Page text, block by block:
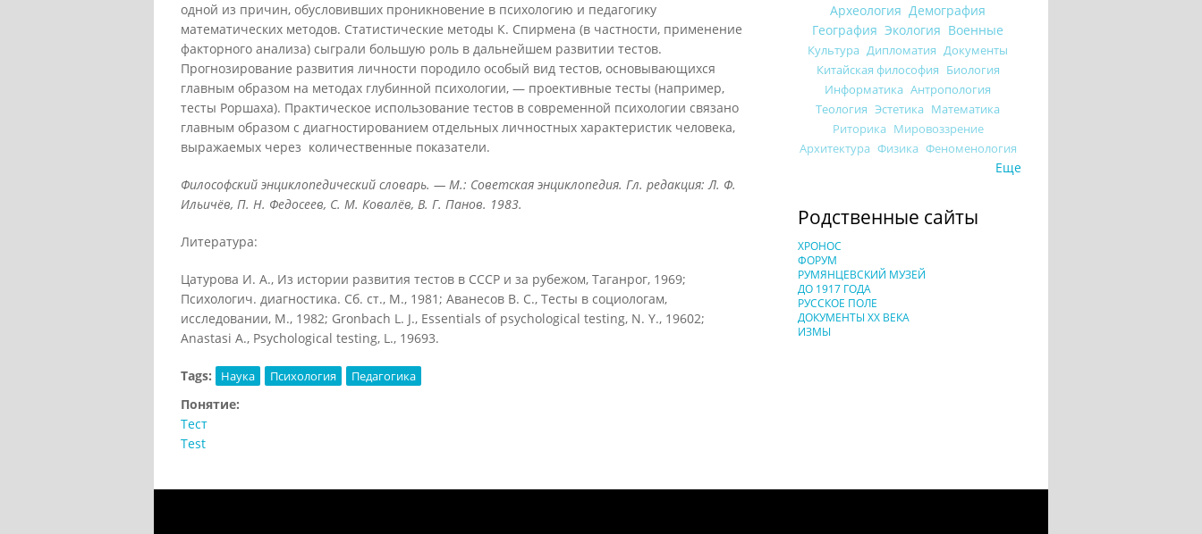
одной из причин, обусловивших проникновение в психологию и педагогику
математических методов. Статистические методы К. Спирмена (в частности, применение
факторного анализа) сыграли большую роль в дальнейшем развитии тестов.
Прогнозирование развития личности породило особый вид тестов, основывающихся
главным образом на методах глубинной психологии, — проективные тесты (например,
тесты Роршаха). Практическое использование тестов в современной психологии связано
главным образом с диагностированием отдельных личностных характеристик человека,
выражаемых через количественные показатели.
Философский энциклопедический словарь. — М.: Советская энциклопедия. Гл. редакция: Л. Ф.
Ильичёв, П. Н. Федосеев, С. М. Ковалёв, В. Г. Панов. 1983.
Литература:
Цатурова И. А., Из истории развития тестов в СССР и за рубежом, Таганрог, 1969;
Психологич. диагностика. Сб. ст., М., 1981; Аванесов В. С., Тесты в социологам,
исследовании, М., 1982; Gronbасh L. J., Essentials of psychological testing, N. Y., 19602;
Anastasi A., Psychological testing, L., 19693.
Tags: Наука Психология Педагогика
Понятие:
Тест
Test
Археология Демография
География Экология Военные
Культура Дипломатия Документы
Китайская философия Биология
Информатика Антропология
Теология Эстетика Математика
Риторика Мировоззрение
Архитектура Физика Феноменология
Еще
Родственные сайты
ХРОНОС
ФОРУМ
РУМЯНЦЕВСКИЙ МУЗЕЙ
ДО 1917 ГОДА
РУССКОЕ ПОЛЕ
ДОКУМЕНТЫ XX ВЕКА
ИЗМЫ